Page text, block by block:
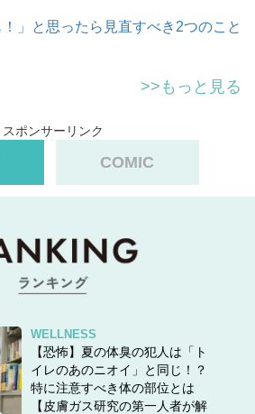
！」と思ったら見直すべき2つのこと
>>もっと見る
スポンサーリンク
COMIC
WELLNESS
【恐怖】夏の体臭の犯人は「ト
イレのあのニオイ」と同じ！？
特に注意すべき体の部位とは
【皮膚ガス研究の第一人者が解